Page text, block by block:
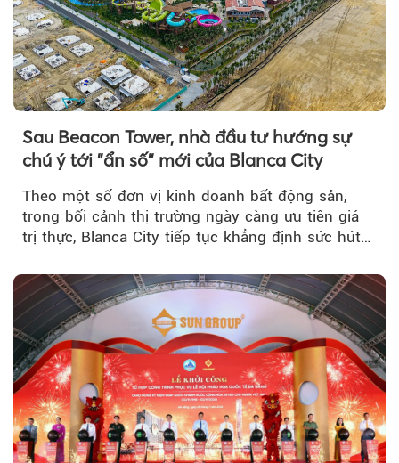
Sau Beacon Tower, nhà đầu tư hướng sự
chú ý tới "ẩn số" mới của Blanca City
Theo một số đơn vị kinh doanh bất động sản,
trong bối cảnh thị trường ngày càng ưu tiên giá
trị thực, Blanca City tiếp tục khẳng định sức hút